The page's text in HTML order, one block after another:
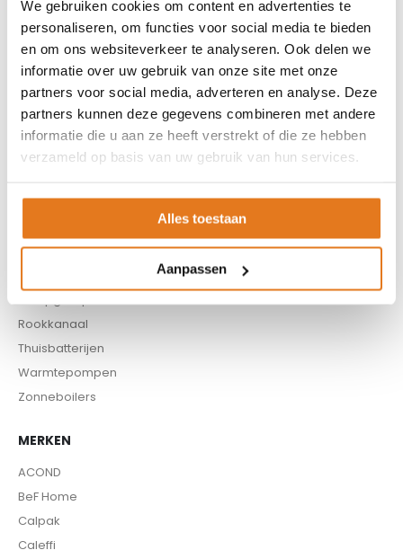
We gebruiken cookies om content en advertenties te
personaliseren, om functies voor social media te bieden
en om ons websiteverkeer te analyseren. Ook delen we
informatie over uw gebruik van onze site met onze
partners voor social media, adverteren en analyse. Deze
partners kunnen deze gegevens combineren met andere
informatie die u aan ze heeft verstrekt of die ze hebben
verzameld op basis van uw gebruik van hun services.
Alles toestaan
Aanpassen
Appendages
Biomassa ketels
Boilers
Buffervaten
Controllers
CV haard
CV pellet kachels
Hoge temperatuur warmtepomp
Pellet aanvoersysteem
Rookkanaal
Thuisbatterijen
Warmtepompen
Zonneboilers
MERKEN
ACOND
BeF Home
Calpak
Caleffi